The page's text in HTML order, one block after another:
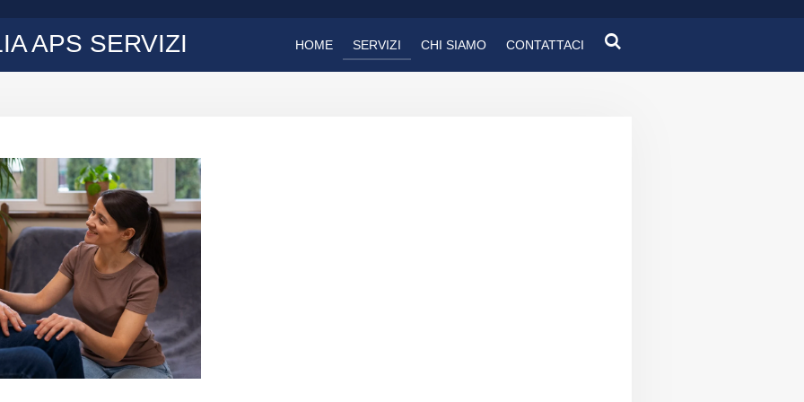
APS SERVIZI HOME SERVIZI CHI SIAMO CONTATTACI